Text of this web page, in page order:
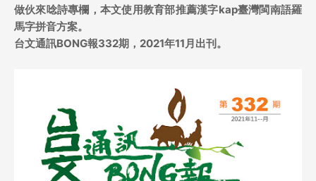
做伙來唸詩專欄， 本文使用教育部推薦漢字kap臺灣閩南語羅
馬字拼音方案。
台文通訊BONG報332期，2021年11月出刊。